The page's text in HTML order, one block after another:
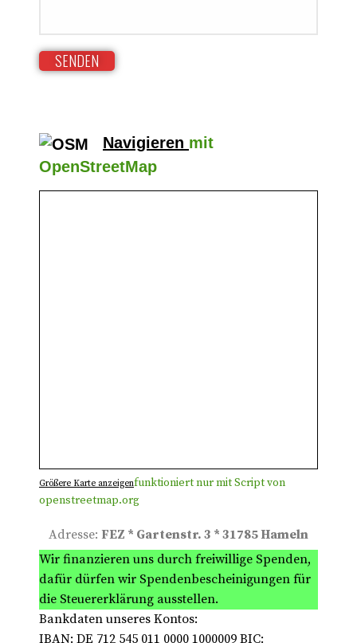
Navigieren mit
OpenStreetMap
Größere Karte anzeigenfunktioniert nur mit Script von
openstreetmap.org
Adresse: FEZ * Gartenstr. 3 * 31785 Hameln
Wir finanzieren uns durch freiwillige Spenden,
dafür dürfen wir Spendenbescheinigungen für
die Steuererklärung ausstellen.
Bankdaten unseres Kontos:
IBAN: DE 712 545 011 0000 1000009 BIC: